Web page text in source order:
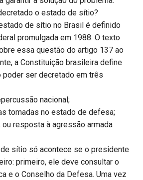
o estado de sítio?
de sítio no Brasil é definido
promulgada em 1988. O texto
essa questão do artigo 137 ao
a Constituição brasileira define
ser decretado em três
nacional;
tomadas no estado de defesa;
ou resposta à agressão armada
sítio só acontece se o presidente
primeiro, ele deve consultar o
e o Conselho da Defesa. Uma vez